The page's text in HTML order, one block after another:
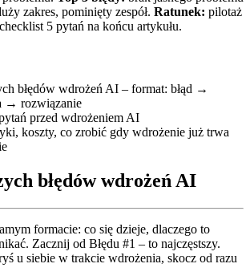
zakres, pominięty zespół. Ratunek: pilotaż
5 pytań na końcu artykułu.
błędów wdrożeń AI – format: błąd →
→ rozwiązanie
przed wdrożeniem AI
koszty, co zrobić gdy wdrożenie już trwa
błędów wdrożeń AI
formacie: co się dzieje, dlaczego to
Zacznij od Błędu #1 – to najczęstszy.
u siebie w trakcie wdrożenia, skocz od razu